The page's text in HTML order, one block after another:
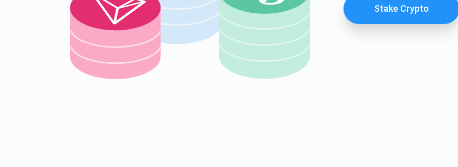
Stake Crypto
1000.000
support@atomicwallet.io